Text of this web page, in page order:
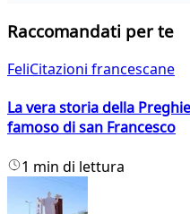
Raccomandati per te
FeliCitazioni francescane
La vera storia della
famoso di san Francesco
1 min di lettura